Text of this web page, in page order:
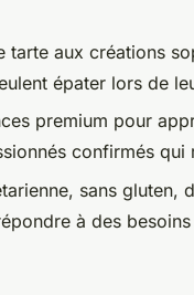
tarte aux créations
épater lors de
premium pour
confirmés
sans gluten,
à des